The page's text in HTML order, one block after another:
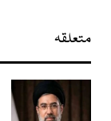
متعلقہ